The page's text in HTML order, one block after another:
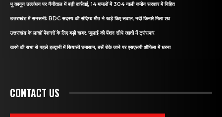
भू कानून उल्लंघन पर नैनीताल में बड़ी कार्रवाई, 14 मामलों में 304 नाली जमीन सरकार में निहित
उत्तराखंड में सनसनीः BDC सदस्य की संदिग्ध मौत ने खड़े किए सवाल, नदी किनारे मिला शव
उत्तराखंड के लाखों पेंशनरों के लिए बड़ी खबर, जुलाई की पेंशन सीधे खातों में ट्रांसफर
खरगे की सभा से पहले हल्द्वानी में सियासी घमासान, बसें रोके जाने पर एसएसपी ऑफिस में धरना
CONTACT US